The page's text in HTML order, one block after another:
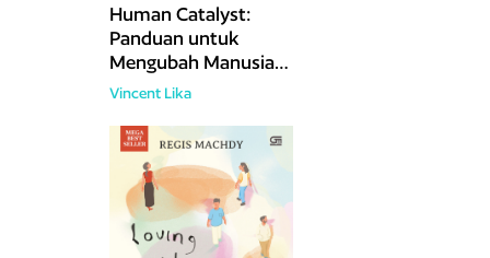
Human Catalyst:
Panduan untuk
Mengubah Manusia
yang Sulit Berubah
Vincent Lika